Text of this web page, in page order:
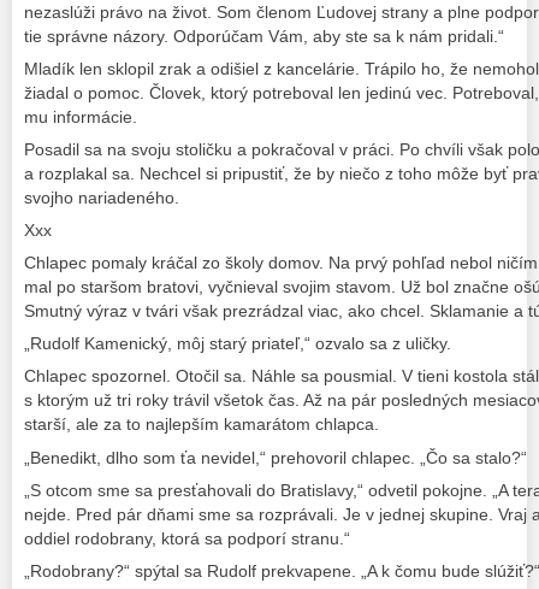
nezaslúži právo na život. Som členom Ľudovej strany a plne
tie správne názory. Odporúčam Vám, aby ste sa k nám pridali.“
Mladík len sklopil zrak a odišiel z kancelárie. Trápilo ho, že
žiadal o pomoc. Človek, ktorý potreboval len jedinú vec.
mu informácie.
Posadil sa na svoju stoličku a pokračoval v práci. Po chvíli však
a rozplakal sa. Nechcel si pripustiť, že by niečo z toho môže byť
svojho nariadeného.
Xxx
Chlapec pomaly kráčal zo školy domov. Na prvý pohľad nebol
mal po staršom bratovi, vyčnieval svojim stavom. Už bol značne
Smutný výraz v tvári však prezrádzal viac, ako chcel. Sklamanie a
„Rudolf Kamenický, môj starý priateľ,“ ozvalo sa z uličky.
Chlapec spozornel. Otočil sa. Náhle sa pousmial. V tieni kostola
s ktorým už tri roky trávil všetok čas. Až na pár posledných
starší, ale za to najlepším kamarátom chlapca.
„Benedikt, dlho som ťa nevidel,“ prehovoril chlapec. „Čo sa stalo?“
„S otcom sme sa presťahovali do Bratislavy,“ odvetil pokojne. „A
nejde. Pred pár dňami sme sa rozprávali. Je v jednej skupine. Vraj
oddiel rodobrany, ktorá sa podporí stranu.“
„Rodobrany?“ spýtal sa Rudolf prekvapene. „A k čomu bude slúžiť?“